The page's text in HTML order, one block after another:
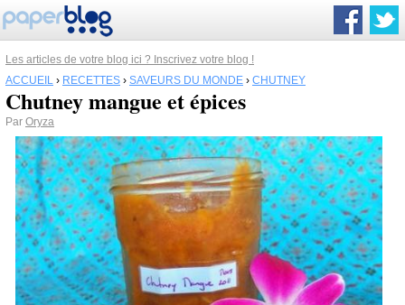
Les articles de votre blog ici ? Inscrivez votre blog !
ACCUEIL › RECETTES › SAVEURS DU MONDE › CHUTNEY
Chutney mangue et épices
Par Oryza